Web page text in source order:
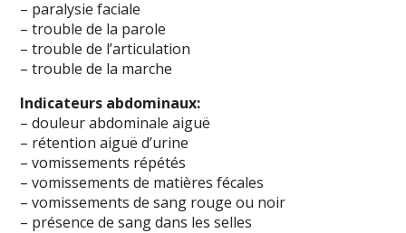
– paralysie faciale
– trouble de la parole
– trouble de l’articulation
– trouble de la marche
Indicateurs abdominaux:
– douleur abdominale aiguë
– rétention aiguë d’urine
– vomissements répétés
– vomissements de matières fécales
– vomissements de sang rouge ou noir
– présence de sang dans les selles